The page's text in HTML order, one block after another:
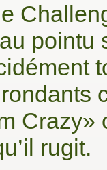
pointu
rugit.